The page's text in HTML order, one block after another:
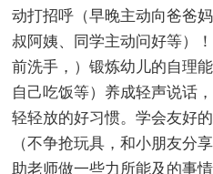
动打招呼（早晚主动向爸爸
叔阿姨、同学主动问好等）
前洗手，）锻炼幼儿的自理
自己吃饭等）养成轻声说话
轻轻放的好习惯。学会友好
（不争抢玩具，和小朋友分
助老师做一些力所能及的事